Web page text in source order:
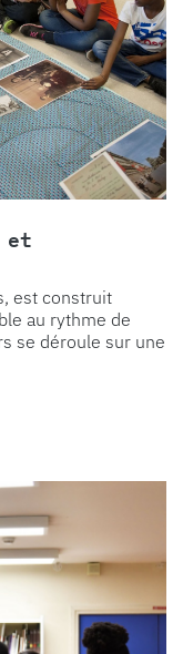
et
est construit
au rythme de
se déroule sur une